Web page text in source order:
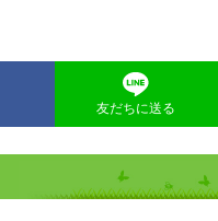
友だちに送る